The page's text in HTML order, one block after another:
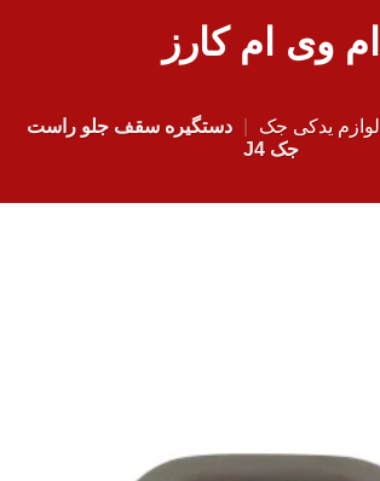
ام وی ام کارز
لوازم یدکی جک
دستگیره سقف جلو راست
جک J4